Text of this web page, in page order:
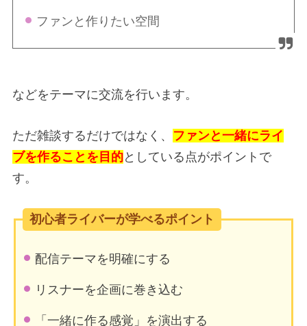
ファンと作りたい空間
などをテーマに交流を行います。
ただ雑談するだけではなく、 ファンと一緒にライ
ブを作ることを目的としている点がポイントで
す。
初心者ライバーが学べるポイント
配信テーマを明確にする
リスナーを企画に巻き込む
「一緒に作る感覚」を演出する